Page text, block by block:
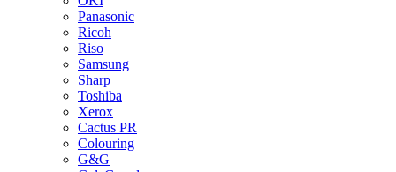
Panasonic
Ricoh
Riso
Samsung
Sharp
Toshiba
Xerox
Cactus PR
Colouring
G&G